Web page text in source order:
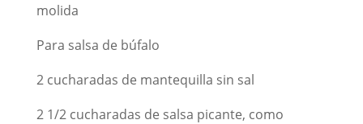
molida
Para salsa de búfalo
2 cucharadas de mantequilla sin sal
2 1/2 cucharadas de salsa picante, como